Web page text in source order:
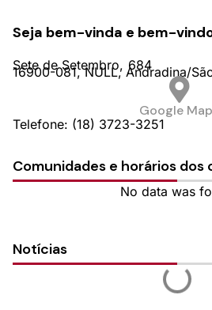
Seja bem-vinda e bem-
Sete de Setembro, 684
16900-081, NULL, Andradina/
Google
Telefone: (18) 3723-3251
Comunidades e horários dos
No data was
Notícias